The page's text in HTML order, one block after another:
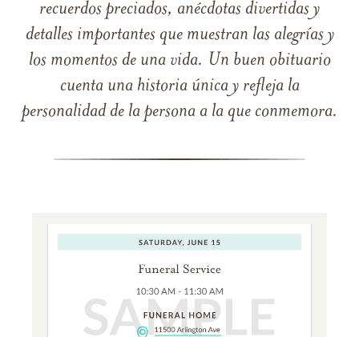
recuerdos preciados, anécdotas divertidas y
detalles importantes que muestran las alegrías y
los momentos de una vida. Un buen obituario
cuenta una historia única y refleja la
personalidad de la persona a la que conmemora.